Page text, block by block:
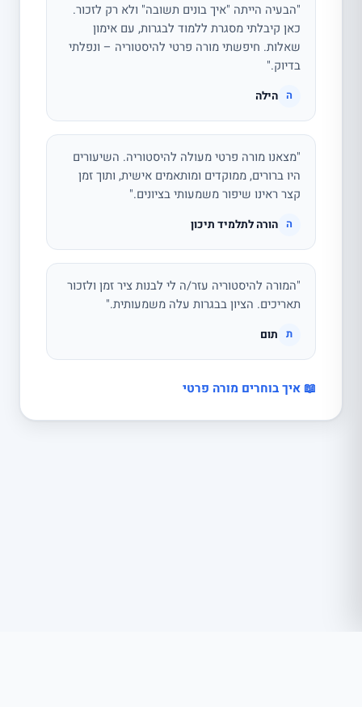
"הבעיה הייתה "איך בונים תשובה" ולא רק לזכור.
כאן קיבלתי מסגרת ללמוד לבגרות, עם אימון
שאלות. חיפשתי מורה פרטי להיסטוריה – ונפלתי
בדיוק."
ה הילה
"מצאנו מורה פרטי מעולה להיסטוריה. השיעורים
היו ברורים, ממוקדים ומותאמים אישית, ותוך זמן
קצר ראינו שיפור משמעותי בציונים."
ה הורה לתלמיד תיכון
"המורה להיסטוריה עזר/ה לי לבנות ציר זמן ולזכור
תאריכים. הציון בבגרות עלה משמעותית."
ת תום
📖 איך בוחרים מורה פרטי